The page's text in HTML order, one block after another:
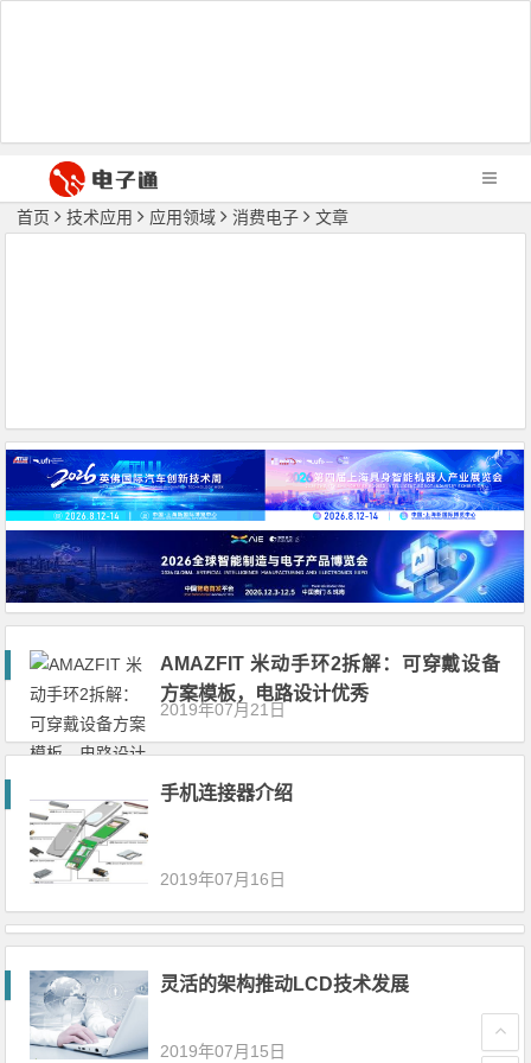
首页 技术应用 应用领域 消费电子 文章
AMAZFIT 米动手环2拆解：可穿戴设备
方案模板，电路设计优秀
2019年07月21日
手机连接器介绍
2019年07月16日
灵活的架构推动LCD技术发展
2019年07月15日